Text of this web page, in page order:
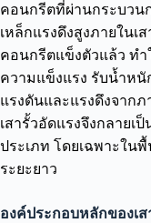
คอนกรีตที่ผ่านกระบวน
เหล็กแรงดึงสูงภายใน
คอนกรีตแข็งตัวแล้ว ทำ
ความแข็งแรง รับน้ำห
แรงดันและแรงดึงจาก
เสารั้วอัดแรงจึงกลายเ
ประเภท โดยเฉพาะใน
ระยะยาว
องค์ประกอบหลักของเส